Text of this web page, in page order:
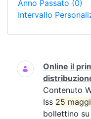
Anno Passato (0)
Intervallo
Ricerca
Online il
Contenuto
Iss 25
bollettino su